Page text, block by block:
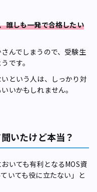
誰しも一発で合格したい
んでしまうので、受験生
です。
という人は、しっかり対
いかもしれません。
いたけど本当？
いても有利となるMOS資
いても役に立たない」と